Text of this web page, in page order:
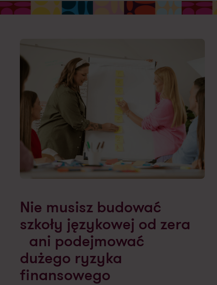
Nie musisz budować
szkoły językowej od zera
ani podejmować
dużego ryzyka
finansowego